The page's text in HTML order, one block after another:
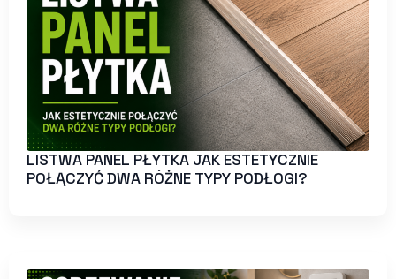
LISTWA PANEL PŁYTKA JAK ESTETYCZNIE
POŁĄCZYĆ DWA RÓŻNE TYPY PODŁOGI?